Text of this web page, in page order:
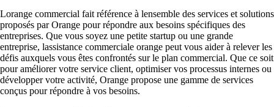
Lorange commercial fait référence à lensemble des services et solutions
proposés par Orange pour répondre aux besoins spécifiques des
entreprises. Que vous soyez une petite startup ou une grande
entreprise, lassistance commerciale orange peut vous aider à relever les
défis auxquels vous êtes confrontés sur le plan commercial. Que ce soit
pour améliorer votre service client, optimiser vos processus internes ou
développer votre activité, Orange propose une gamme de services
conçus pour répondre à vos besoins.